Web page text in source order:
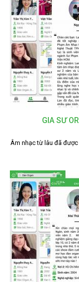
GIA SƯ
Âm nhạc từ lâu đã